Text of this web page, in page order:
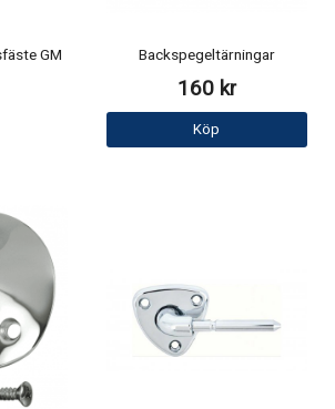
GM
Backspegeltärningar
160 kr
Köp